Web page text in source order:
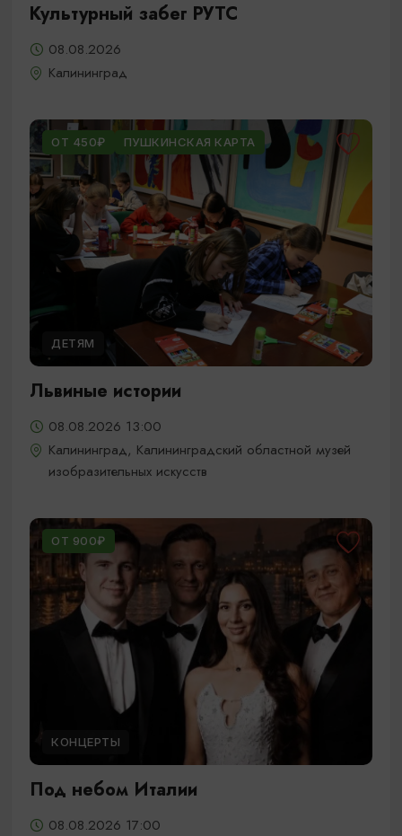
Культурный забег РУТС
08.08.2026
Калининград
ОТ 450₽ ПУШКИНСКАЯ КАРТА
ДЕТЯМ
Львиные истории
08.08.2026 13:00
Калининград, Калининградский областной музей
изобразительных искусств
ОТ 900₽
КОНЦЕРТЫ
Под небом Италии
08.08.2026 17:00